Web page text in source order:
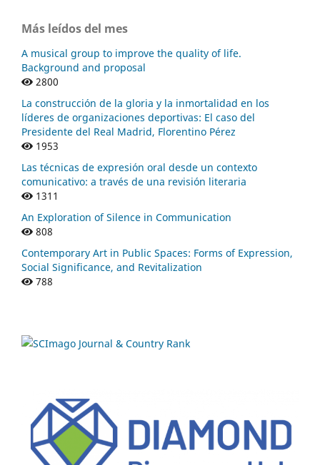
Más leídos del mes
A musical group to improve the quality of life.
Background and proposal
2800
La construcción de la gloria y la inmortalidad en los
líderes de organizaciones deportivas: El caso del
Presidente del Real Madrid, Florentino Pérez
1953
Las técnicas de expresión oral desde un contexto
comunicativo: a través de una revisión literaria
1311
An Exploration of Silence in Communication
808
Contemporary Art in Public Spaces: Forms of Expression,
Social Significance, and Revitalization
788